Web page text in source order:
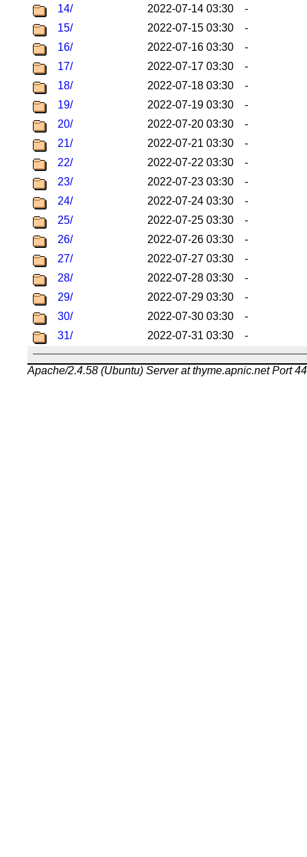
14/
2022-07-14 03:30
-
15/
2022-07-15 03:30
-
16/
2022-07-16 03:30
-
17/
2022-07-17 03:30
-
18/
2022-07-18 03:30
-
19/
2022-07-19 03:30
-
20/
2022-07-20 03:30
-
21/
2022-07-21 03:30
-
22/
2022-07-22 03:30
-
23/
2022-07-23 03:30
-
24/
2022-07-24 03:30
-
25/
2022-07-25 03:30
-
26/
2022-07-26 03:30
-
27/
2022-07-27 03:30
-
28/
2022-07-28 03:30
-
29/
2022-07-29 03:30
-
30/
2022-07-30 03:30
-
31/
2022-07-31 03:30 -
Apache/2.4.58 (Ubuntu) Server at thyme.apnic.net Port